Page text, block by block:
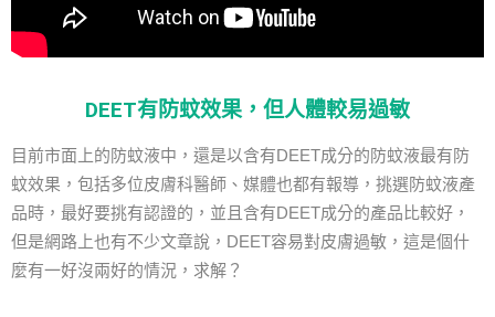
DEET有防蚊效果，但人體較易過敏
目前市面上的防蚊液中，還是以含有DEET成分的防蚊液最有防
蚊效果，包括多位皮膚科醫師、媒體也都有報導，挑選防蚊液產
品時，最好要挑有認證的，並且含有DEET成分的產品比較好，
但是網路上也有不少文章說，DEET容易對皮膚過敏，這是個什
麼有一好沒兩好的情況，求解？